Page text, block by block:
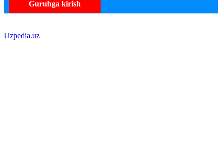
Guruhga kirish
Uzpedia.uz